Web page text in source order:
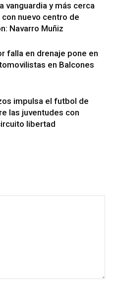
vanguardia y más cerca
nuevo centro de
Navarro Muñiz
falla en drenaje pone en
en Balcones
impulsa el futbol de
las juventudes con
libertad